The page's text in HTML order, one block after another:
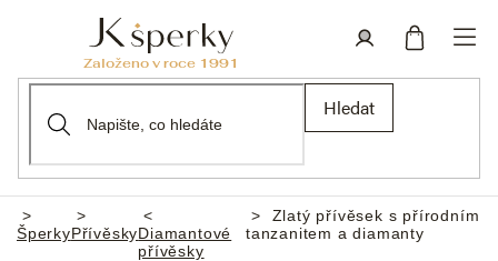
Hledat
Domů
ŠperkyPřívěskyDiamantové
přívěsky
Zlatý přívěsek s přírodním
tanzanitem a diamanty